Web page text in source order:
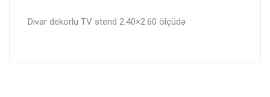
Divar dekorlu TV stend 2.40×2.60 ölçüdə